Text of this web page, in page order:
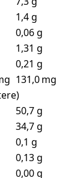
1,4 g
0,06 g
1,31 g
0,21 g
131,0 mg
50,7 g
34,7 g
0,1 g
0,13 g
0,00 g